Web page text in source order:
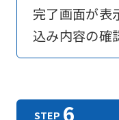
完了画面が表
込み内容の確